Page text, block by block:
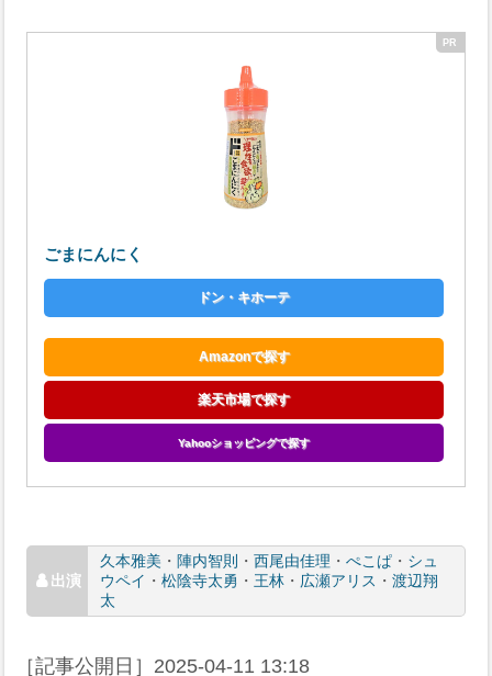
ごまにんにく
ドン・キホーテ
Amazonで探す
楽天市場で探す
Yahooショッピングで探す
久本雅美 ・ 陣内智則 ・ 西尾由佳理 ・ ぺこぱ・ シュ
ウペイ ・ 松陰寺太勇 ・ 王林・ 広瀬アリス ・ 渡辺翔
太
［記事公開日］ 2025-04-11 13:18